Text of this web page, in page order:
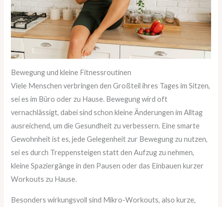
Bewegung und kleine Fitnessroutinen
Viele Menschen verbringen den Großteil ihres Tages im Sitzen,
sei es im Büro oder zu Hause. Bewegung wird oft
vernachlässigt, dabei sind schon kleine Änderungen im Alltag
ausreichend, um die Gesundheit zu verbessern. Eine smarte
Gewohnheit ist es, jede Gelegenheit zur Bewegung zu nutzen,
sei es durch Treppensteigen statt den Aufzug zu nehmen,
kleine Spaziergänge in den Pausen oder das Einbauen kurzer
Workouts zu Hause.
Besonders wirkungsvoll sind Mikro-Workouts, also kurze,